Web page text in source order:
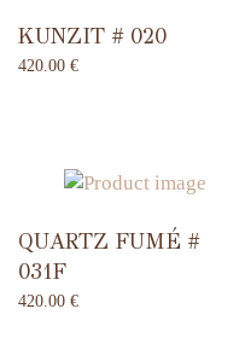
KUNZIT # 020
420.00 €
QUARTZ FUMÉ #
031F
420.00 €